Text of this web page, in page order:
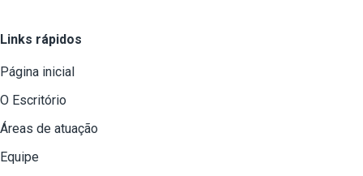
Links rápidos
Página inicial
O Escritório
Áreas de atuação
Equipe